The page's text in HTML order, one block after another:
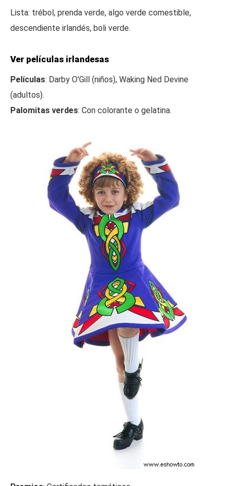
Lista: trébol, prenda verde, algo verde comestible,
descendiente irlandés, boli verde.
Ver películas irlandesas
Películas: Darby O'Gill (niños), Waking Ned Devine
(adultos).
Palomitas verdes: Con colorante o gelatina.